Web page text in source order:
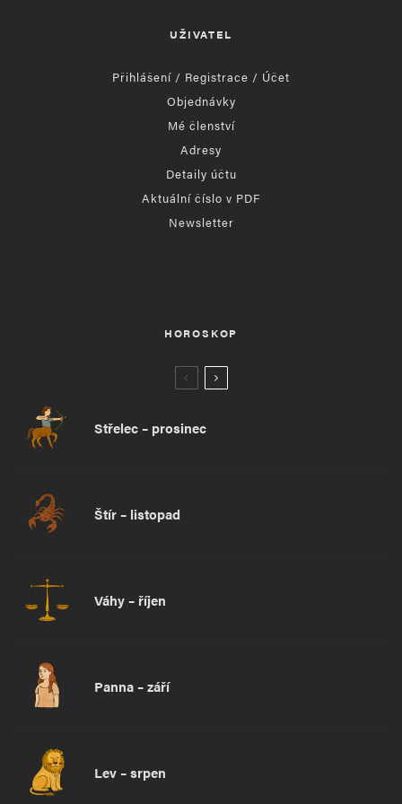
UŽIVATEL
Přihlášení / Registrace / Účet
Objednávky
Mé členství
Adresy
Detaily účtu
Aktuální číslo v PDF
Newsletter
HOROSKOP
Střelec – prosinec
Štír – listopad
Váhy – říjen
Panna – září
Lev – srpen